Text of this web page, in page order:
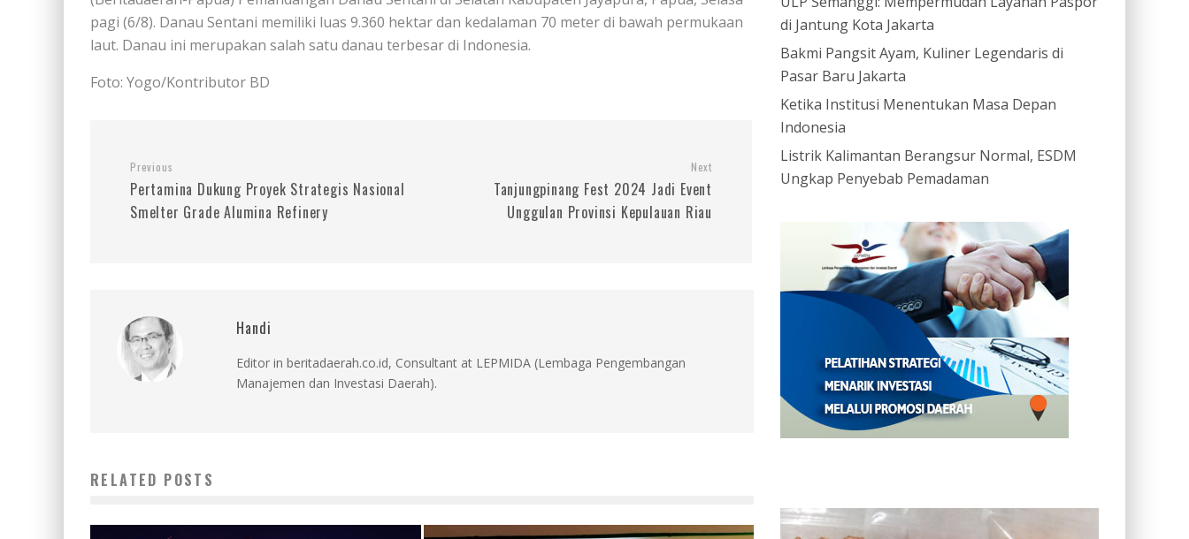
pagi (6/8). Danau Sentani memiliki luas 9.360 hektar dan kedalaman 70 meter di bawah permukaan
laut. Danau ini merupakan salah satu danau terbesar di Indonesia.
Foto: Yogo/Kontributor BD
Previous
Pertamina Dukung Proyek Strategis Nasional
Smelter Grade Alumina Refinery
Next
Tanjungpinang Fest 2024 Jadi Event
Unggulan Provinsi Kepulauan Riau
Handi
Editor in beritadaerah.co.id, Consultant at LEPMIDA (Lembaga Pengembangan
Manajemen dan Investasi Daerah).
RELATED POSTS
di Jantung Kota Jakarta
Bakmi Pangsit Ayam, Kuliner Legendaris di
Pasar Baru Jakarta
Ketika Institusi Menentukan Masa Depan
Indonesia
Listrik Kalimantan Berangsur Normal, ESDM
Ungkap Penyebab Pemadaman